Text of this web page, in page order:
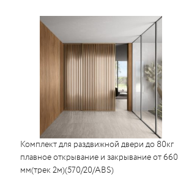
FANTOM
c
Комплект для раздвижной двери до 80кг
плавное открывание и закрывание от 660
мм(трек 2м)(570/20/ABS)